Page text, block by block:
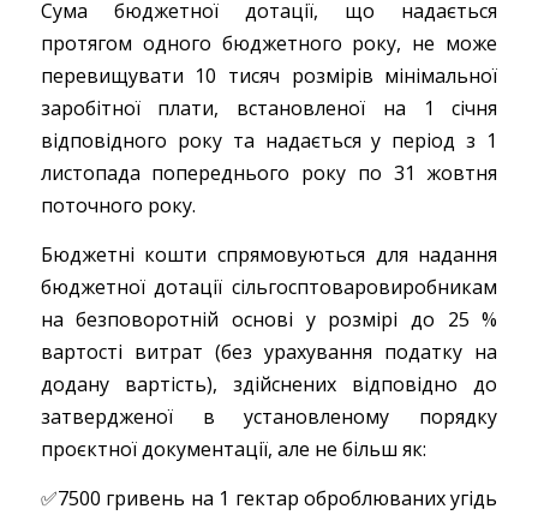
Сума бюджетної дотації, що надається
протягом одного бюджетного року, не може
перевищувати 10 тисяч розмірів мінімальної
заробітної плати, встановленої на 1 січня
відповідного року та надається у період з 1
листопада попереднього року по 31 жовтня
поточного року.
Бюджетні кошти спрямовуються для надання
бюджетної дотації сільгосптоваровиробникам
на безповоротній основі у розмірі до 25 %
вартості витрат (без урахування податку на
додану вартість), здійснених відповідно до
затвердженої в установленому порядку
проєктної документації, але не більш як:
✅7500 гривень на 1 гектар оброблюваних угідь